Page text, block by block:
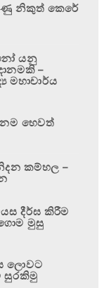
නිකුත් කෙරේ
යනු
–
මහාචාර්ය
හෙවත්
කම්හල –
දීර්ඝ කිරීම
මුසු
ලොවට
සුරකිමු